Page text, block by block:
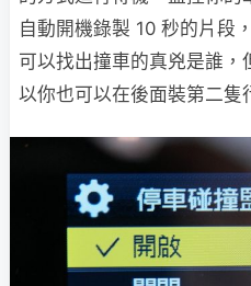
自動開機錄製 10 秒的片段
可以找出撞車的真兇是誰
以你也可以在後面裝第二隻